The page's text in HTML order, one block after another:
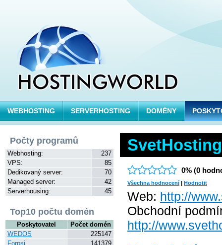
0% (0
Všechna hodnocení | Hodnotit
Web: http://
Obchodní
http://
Počty programů
Webhosting:
237
VPS:
85
Dedikovaný server:
70
Managed server:
42
Serverhousing:
45
Top10 počtu domén
Poskytovatel
Počet domén
WEDOS
225147
Forpsi
141379
WEBHOSTING SERVERHOSTING DOMÉNY